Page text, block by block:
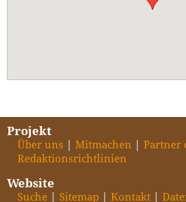
Projekt
Über uns Mitmachen
Partner
Redaktionsrichtlinien
Website
Suche Sitemap Kontakt